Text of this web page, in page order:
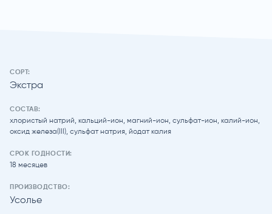
СОРТ:
Экстра
СОСТАВ:
хлористый натрий, кальций-ион, магний-ион, сульфат-ион, калий-ион,
оксид железа(III), сульфат натрия, йодат калия
СРОК ГОДНОСТИ:
18 месяцев
ПРОИЗВОДСТВО:
Усолье